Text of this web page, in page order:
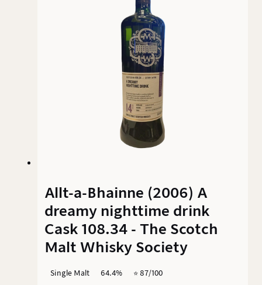
Zugänglichkeit dieses Speysiders unterstreicht.
Allt-a-Bhainne (2006) A
dreamy nighttime drink
Cask 108.34 - The Scotch
Malt Whisky Society
Single Malt 64.4% ⭐️ 87/100